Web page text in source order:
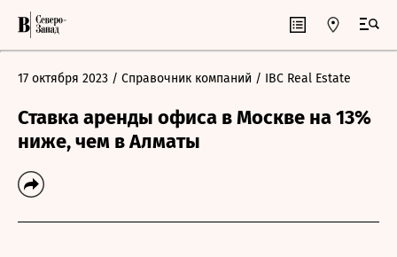
17 октября 2023 / Справочник компаний / IBC Real Estate
Ставка аренды офиса в Москве на 13%
ниже, чем в Алматы